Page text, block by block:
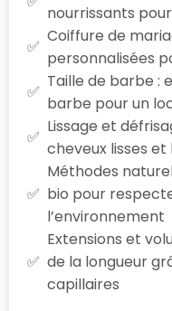
nourrissants
Coiffure de
personnalisées
Taille de barbe :
barbe pour un
Lissage et
cheveux lisses
Méthodes
bio pour
l’environnement
Extensions et
de la longueur
capillaires